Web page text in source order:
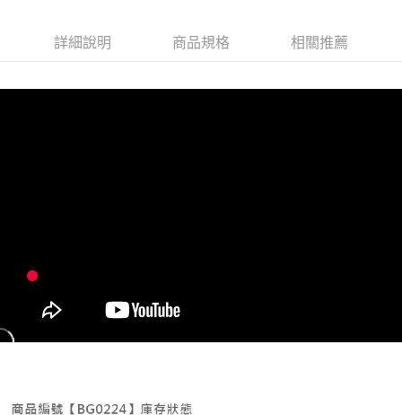
３．未成年的使用者請事先徵得法定代理人或監護人之同意方可使用
「AFTEE先享後付」，若未經同意申辦者引起之損失，本公司不負相關責
詳細說明 商品規格 相關推薦